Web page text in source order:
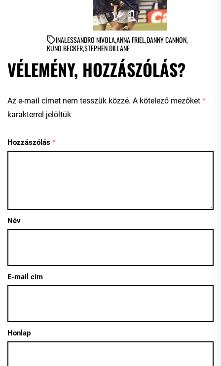
INALESSANDRO NIVOLA,ANNA FRIEL,DANNY CANNON,
KUNO BECKER,STEPHEN DILLANE
VÉLEMÉNY, HOZZÁSZÓLÁS?
Az e-mail címet nem tesszük közzé. A kötelező mezőket *
karakterrel jelöltük
Hozzászólás *
Név
E-mail cím
Honlap